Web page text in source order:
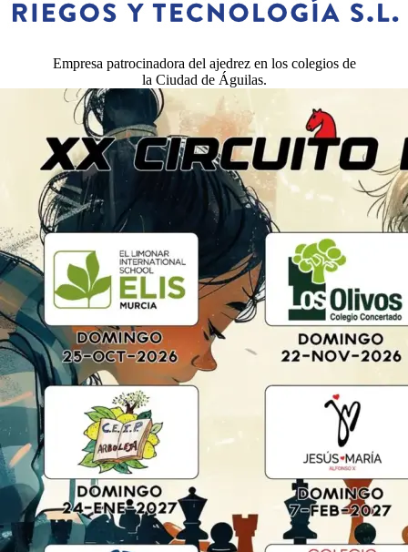
Empresa patrocinadora del ajedrez en los colegios de
la Ciudad de Águilas.